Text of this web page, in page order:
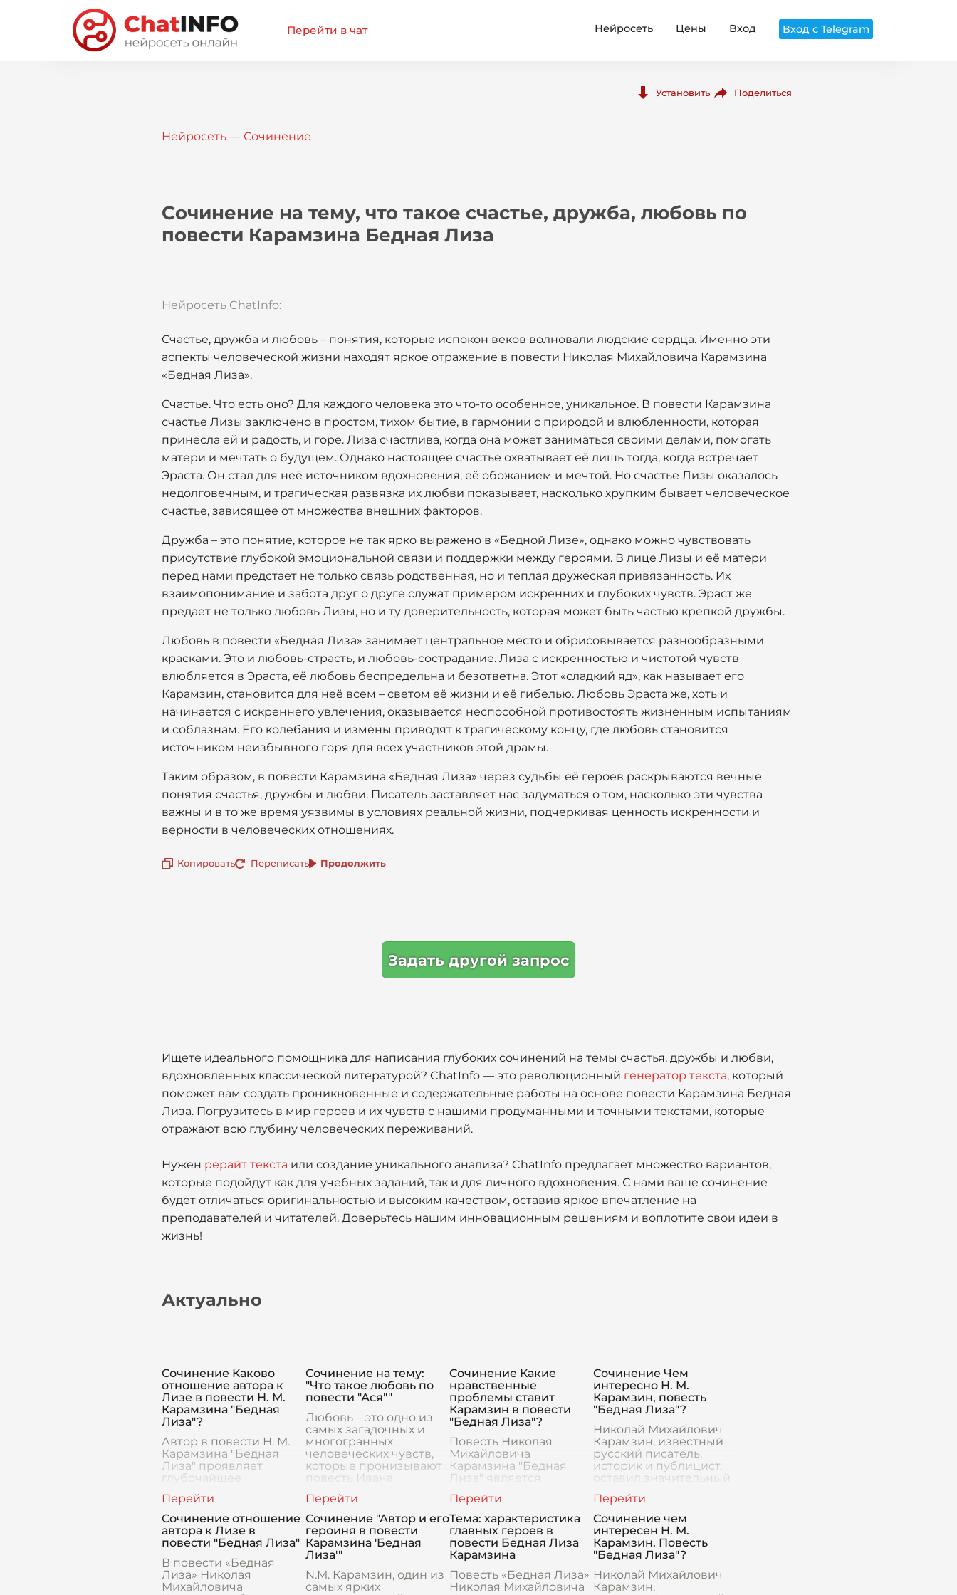
Перейти в чат Нейросеть Цены Вход Вход с Telegram
Установить Поделиться
Нейросеть — Сочинение
Сочинение на тему, что такое счастье, дружба, любовь по
повести Карамзина Бедная Лиза
Нейросеть ChatInfo:
Счастье, дружба и любовь – понятия, которые испокон веков волновали людские сердца. Именно эти
аспекты человеческой жизни находят яркое отражение в повести Николая Михайловича Карамзина
«Бедная Лиза».
Счастье. Что есть оно? Для каждого человека это что-то особенное, уникальное. В повести Карамзина
счастье Лизы заключено в простом, тихом бытие, в гармонии с природой и влюбленности, которая
принесла ей и радость, и горе. Лиза счастлива, когда она может заниматься своими делами, помогать
матери и мечтать о будущем. Однако настоящее счастье охватывает её лишь тогда, когда встречает
Эраста. Он стал для неё источником вдохновения, её обожанием и мечтой. Но счастье Лизы оказалось
недолговечным, и трагическая развязка их любви показывает, насколько хрупким бывает человеческое
счастье, зависящее от множества внешних факторов.
Дружба – это понятие, которое не так ярко выражено в «Бедной Лизе», однако можно чувствовать
присутствие глубокой эмоциональной связи и поддержки между героями. В лице Лизы и её матери
перед нами предстает не только связь родственная, но и теплая дружеская привязанность. Их
взаимопонимание и забота друг о друге служат примером искренних и глубоких чувств. Эраст же
предает не только любовь Лизы, но и ту доверительность, которая может быть частью крепкой дружбы.
Любовь в повести «Бедная Лиза» занимает центральное место и обрисовывается разнообразными
красками. Это и любовь-страсть, и любовь-сострадание. Лиза с искренностью и чистотой чувств
влюбляется в Эраста, её любовь беспредельна и безответна. Этот «сладкий яд», как называет его
Карамзин, становится для неё всем – светом её жизни и её гибелью. Любовь Эраста же, хоть и
начинается с искреннего увлечения, оказывается неспособной противостоять жизненным испытаниям
и соблазнам. Его колебания и измены приводят к трагическому концу, где любовь становится
источником неизбывного горя для всех участников этой драмы.
Таким образом, в повести Карамзина «Бедная Лиза» через судьбы её героев раскрываются вечные
понятия счастья, дружбы и любви. Писатель заставляет нас задуматься о том, насколько эти чувства
важны и в то же время уязвимы в условиях реальной жизни, подчеркивая ценность искренности и
верности в человеческих отношениях.
Копировать Переписать Продолжить
Задать другой запрос
Ищете идеального помощника для написания глубоких сочинений на темы счастья, дружбы и любви,
вдохновленных классической литературой? ChatInfo — это революционный генератор текста, который
поможет вам создать проникновенные и содержательные работы на основе повести Карамзина Бедная
Лиза. Погрузитесь в мир героев и их чувств с нашими продуманными и точными текстами, которые
отражают всю глубину человеческих переживаний.
Нужен рерайт текста или создание уникального анализа? ChatInfo предлагает множество вариантов,
которые подойдут как для учебных заданий, так и для личного вдохновения. С нами ваше сочинение
будет отличаться оригинальностью и высоким качеством, оставив яркое впечатление на
преподавателей и читателей. Доверьтесь нашим инновационным решениям и воплотите свои идеи в
жизнь!
Актуально
Сочинение Каково
отношение автора к
Лизе в повести Н. М.
Карамзина "Бедная
Лиза"?
Автор в повести Н. М.
Карамзина "Бедная
Лиза" проявляет
глубочайшее
сострадание к своей
героине. Лиза, будучи
чистой и невинной
девушкой, становится
жертвой обмана и п
Сочинение на тему:
"Что такое любовь по
повести "Ася""
Любовь – это одно из
самых загадочных и
многогранных
человеческих чувств,
которые пронизывают
повесть Ивана
"Ася". Этот рассказ
занимает особое место
в русской
Сочинение Какие
нравственные
проблемы ставит
Карамзин в повести
"Бедная Лиза"?
Повесть Николая
Михайловича
Карамзина "Бедная
Лиза" является
произведением в
русской литературе, в
котором автор
поднимает важнейшие
нравственные
проблемы,
волновавшие
Сочинение Чем
интересно Н. М.
Карамзин, повесть
"Бедная Лиза"?
Николай Михайлович
Карамзин, известный
русский писатель,
историк и публицист,
оставил значительный
литературе своим
произведением
"Бедная Лиза". Эта
повесть, впервые
Сочинение отношение
автора к Лизе в
повести "Бедная Лиза"
В повести «Бедная
Лиза» Николая
Михайловича
Сочинение "Автор и его
героиня в повести
Карамзина 'Бедная
Лиза'"
N.М. Карамзин, один из
самых ярких
Тема: характеристика
главных героев в
повести Бедная Лиза
Карамзина
Повесть «Бедная Лиза»
Николая Михайловича
Сочинение чем
интересен Н. М.
Карамзин. Повесть
"Бедная Лиза"?
Николай Михайлович
Карамзин,